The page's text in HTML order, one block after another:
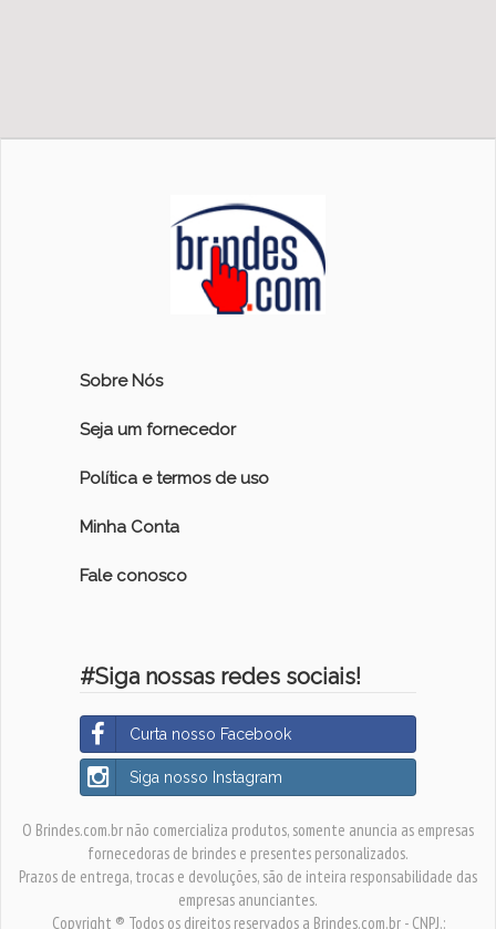
Sobre Nós
Seja um fornecedor
Política e termos de uso
Minha Conta
Fale conosco
#Siga nossas redes sociais!
Curta nosso Facebook
Siga nosso Instagram
O Brindes.com.br não comercializa produtos, somente anuncia as empresas
fornecedoras de brindes e presentes personalizados.
Prazos de entrega, trocas e devoluções, são de inteira responsabilidade das
empresas anunciantes.
Copyright ® Todos os direitos reservados a Brindes.com.br - CNPJ.: